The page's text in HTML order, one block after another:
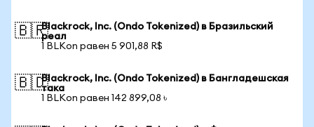
🇧🇷Blackrock, Inc. (Ondo Tokenized) в Бразильский
реал
1 BLKon равен 5 901,88 R$
🇧🇩Blackrock, Inc. (Ondo Tokenized) в Бангладешская
така
1 BLKon равен 142 899,08 ৳